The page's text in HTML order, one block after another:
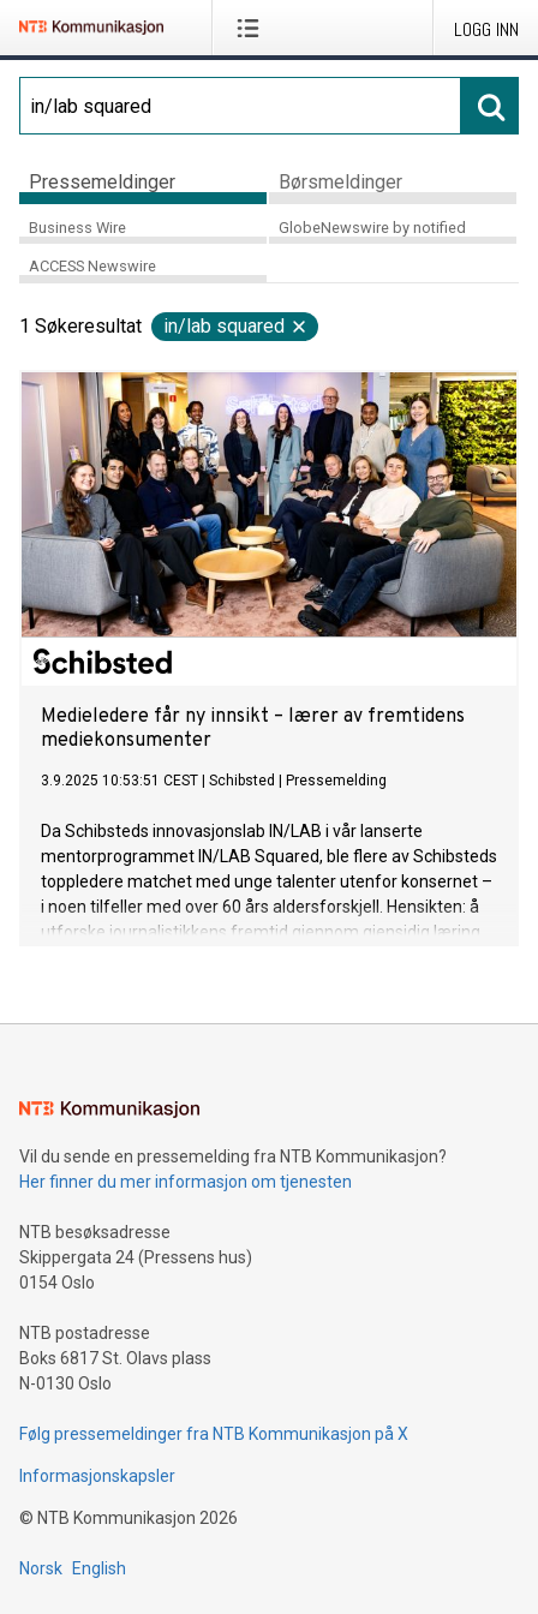
LOGG INN
Pressemeldinger Børsmeldinger
Business Wire GlobeNewswire by notified
ACCESS Newswire
1 Søkeresultat in/lab squared
Medieledere får ny innsikt – lærer av fremtidens
mediekonsumenter
3.9.2025 10:53:51 CEST Schibsted Pressemelding
Da Schibsteds innovasjonslab IN/LAB i vår lanserte
mentorprogrammet IN/LAB Squared, ble flere av Schibsteds
toppledere matchet med unge talenter utenfor konsernet –
i noen tilfeller med over 60 års aldersforskjell. Hensikten: å
utforske journalistikkens fremtid gjennom gjensidig læring.
Vil du sende en pressemelding fra NTB Kommunikasjon?
Her finner du mer informasjon om tjenesten
NTB besøksadresse
Skippergata 24 (Pressens hus)
0154 Oslo
NTB postadresse
Boks 6817 St. Olavs plass
N-0130 Oslo
Følg pressemeldinger fra NTB Kommunikasjon på X
Informasjonskapsler
© NTB Kommunikasjon 2026
Norsk English